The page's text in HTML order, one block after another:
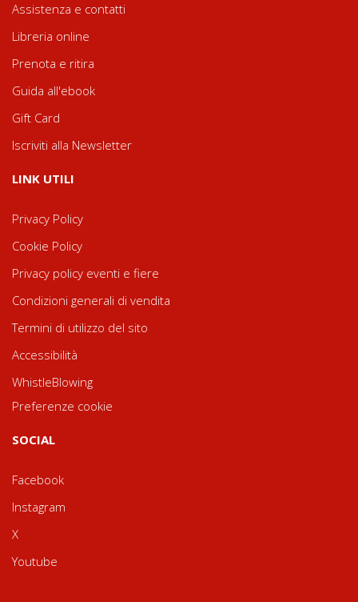
Assistenza e contatti
Libreria online
Prenota e ritira
Guida all'ebook
Gift Card
Iscriviti alla Newsletter
LINK UTILI
Privacy Policy
Cookie Policy
Privacy policy eventi e fiere
Condizioni generali di vendita
Termini di utilizzo del sito
Accessibilità
WhistleBlowing
Preferenze cookie
SOCIAL
Facebook
Instagram
X
Youtube